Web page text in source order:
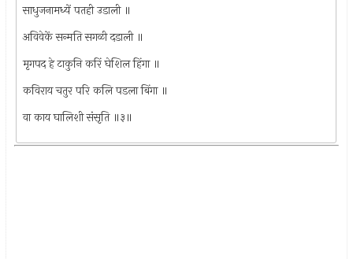
साधुजनामध्यें पतही उडाली ॥
अविवेकें सन्मति सगळी दडाली ॥
मृगपद हे टाकुनि करिं घेशिल हिंगा ॥
कविराय चतुर परि कलि पडला बिंगा ॥
वा काय घालिशी संसृति ॥३॥